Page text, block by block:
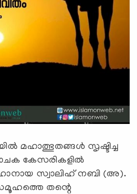
മഹാത്ഭുതങ്ങൾ സൃഷ്ടിച്ച
കേസരികളിൽ
സ്വാലിഹ് നബി (അ).
തന്റെ